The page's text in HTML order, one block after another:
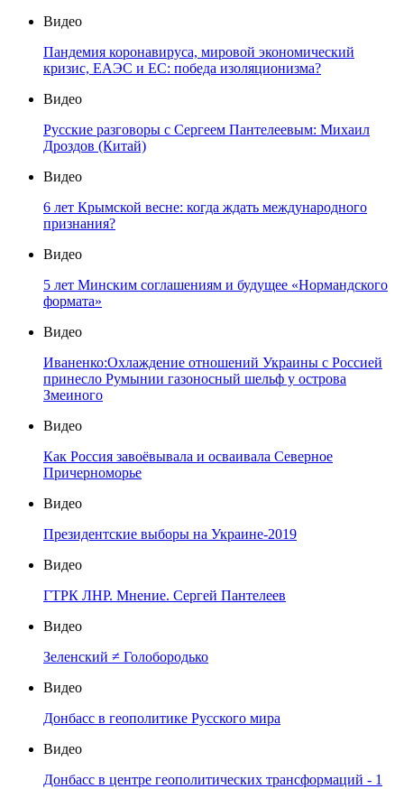
Видео
Пандемия коронавируса, мировой экономический
кризис, ЕАЭС и ЕС: победа изоляционизма?
Видео
Русские разговоры с Сергеем Пантелеевым: Михаил
Дроздов (Китай)
Видео
6 лет Крымской весне: когда ждать международного
признания?
Видео
5 лет Минским соглашениям и будущее «Нормандского
формата»
Видео
Иваненко:Охлаждение отношений Украины с Россией
принесло Румынии газоносный шельф у острова
Змеиного
Видео
Как Россия завоёвывала и осваивала Северное
Причерноморье
Видео
Президентские выборы на Украине-2019
Видео
ГТРК ЛНР. Мнение. Сергей Пантелеев
Видео
Зеленский ≠ Голобородько
Видео
Донбасс в геополитике Русского мира
Видео
Донбасс в центре геополитических трансформаций - 1